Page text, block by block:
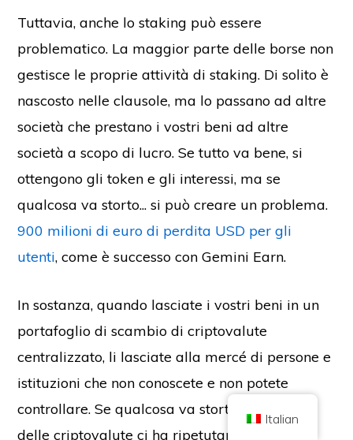
Tuttavia, anche lo staking può essere
problematico. La maggior parte delle borse non
gestisce le proprie attività di staking. Di solito è
nascosto nelle clausole, ma lo passano ad altre
società che prestano i vostri beni ad altre
società a scopo di lucro. Se tutto va bene, si
ottengono gli token e gli interessi, ma se
qualcosa va storto... si può creare un problema.
900 milioni di euro di perdita USD per gli
utenti, come è successo con Gemini Earn.
In sostanza, quando lasciate i vostri beni in un
portafoglio di scambio di criptovalute
centralizzato, li lasciate alla mercé di persone e
istituzioni che non conoscete e non potete
controllare. Se qualcosa va storto (e la storia
delle criptovalute ci ha ripetutamente
Copyright © 2026 Brilliant British Ltd che opera come Coin Kickoff
Indirizzo: 2° piano 167-169 Great Portland Street, Londra, Regno Unito,
W1W 5PF
Il contenuto è a scopo informativo e non costituisce una consulenza sugli
Le criptovalute non sono regolamentate dalla Financial Conduct Authority
del Regno Unito e non sono soggette alla protezione del Financial Services
Compensation Scheme del Regno Unito o alla giurisdizione del Financial
Ombudsman Service del Regno Unito. L'investimento in criptovalute
parte o tutto il valore. Ai profitti derivanti dalla vendita di criptovalute può
essere applicata l'imposta sulle plusvalenze.
INFORMATIVA SULLA PRIVACY CONTATTO
Italian